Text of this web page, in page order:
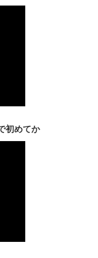
初めてか